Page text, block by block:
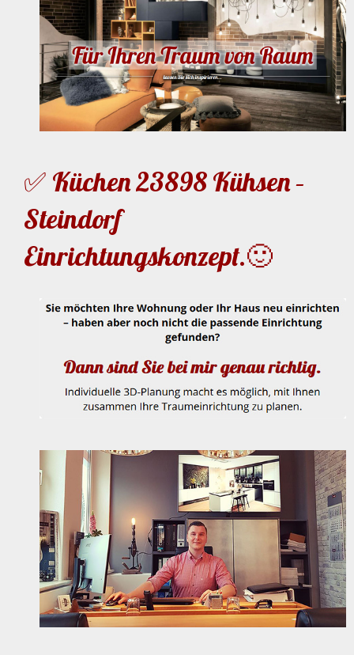
✅ Küchen 23898 Kühsen –
Steindorf
Einrichtungskonzept.🙂